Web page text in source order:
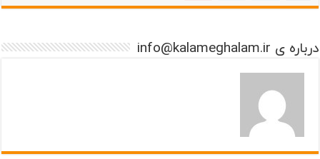
درباره ی info@kalameghalam.ir